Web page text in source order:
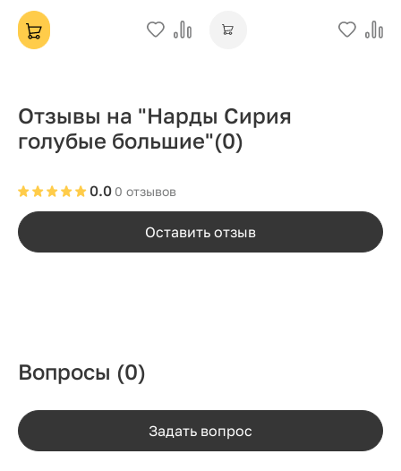
Отзывы на "Нарды Сирия
голубые большие"(0)
0 отзывов
0.0
Оставить отзыв
Вопросы (0)
Задать вопрос